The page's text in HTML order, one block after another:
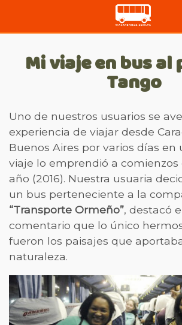
Mi viaje en bus al
Tango
Uno de nuestros usuarios se
experiencia de viajar desde
Buenos Aires por varios días en
viaje lo emprendió a
año (2016). Nuestra usuaria
un bus perteneciente a la
“Transporte Ormeño”, destacó
comentario que lo único
fueron los paisajes que
naturaleza.